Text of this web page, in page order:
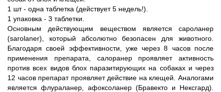
1 шт - одна таблетка (действует 5 недель!).
1 упаковка - 3 таблетки.
Основным действующим веществом является сароланер
(sarolaner), который абсолютно безопасен для животного.
Благодаря своей эффективности, уже через 8 часов после
применения препарата, салоранер проявляет активность
против всех видов блох паразитирующих на собаках и через
12 часов препарат проявляет действие на клещей. Аналогами
является флураланер, афоксоланер (Бравекто и Нексгард).